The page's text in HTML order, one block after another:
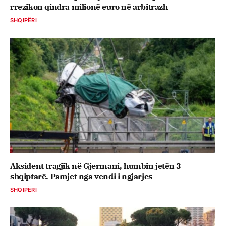
rrezikon qindra milionë euro në arbitrazh
SHQIPËRI
Aksident tragjik në Gjermani, humbin jetën 3
shqiptarë. Pamjet nga vendi i ngjarjes
SHQIPËRI